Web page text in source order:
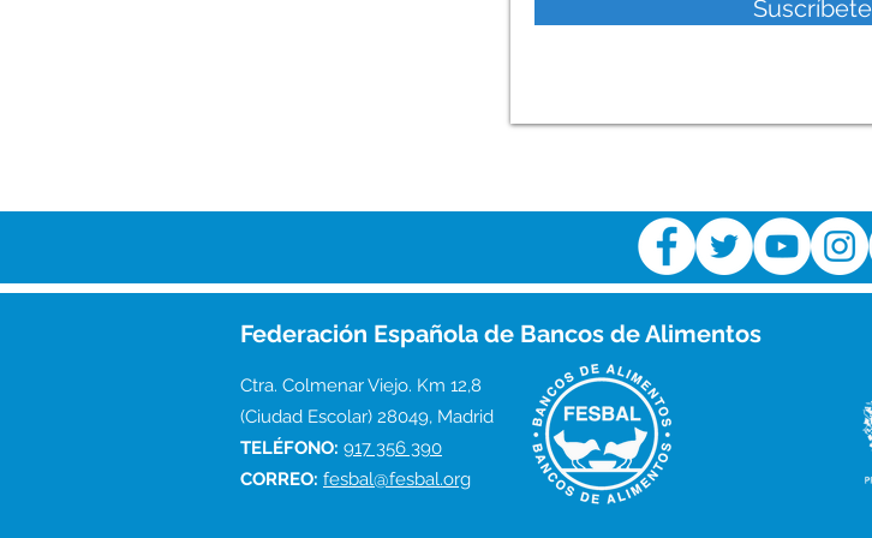
Suscríbete
Federación Española de Bancos de Alimentos
Ctra. Colmenar Viejo. Km 12,8
(Ciudad Escolar) 28049, Madrid
TELÉFONO: 917 356 390
CORREO: fesbal@fesbal.org